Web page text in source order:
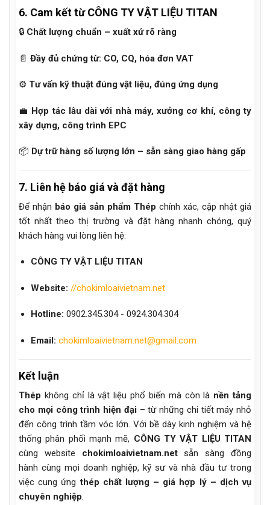
6. Cam kết từ CÔNG TY VẬT LIỆU TITAN
🔒 Chất lượng chuẩn – xuất xứ rõ ràng
📄 Đầy đủ chứng từ: CO, CQ, hóa đơn VAT
⚙️ Tư vấn kỹ thuật đúng vật liệu, đúng ứng dụng
💼 Hợp tác lâu dài với nhà máy, xưởng cơ khí, công ty
xây dựng, công trình EPC
📦 Dự trữ hàng số lượng lớn – sẵn sàng giao hàng gấp
7. Liên hệ báo giá và đặt hàng
Để nhận báo giá sản phẩm Thép chính xác, cập nhật giá
tốt nhất theo thị trường và đặt hàng nhanh chóng, quý
khách hàng vui lòng liên hệ:
CÔNG TY VẬT LIỆU TITAN
Website: //chokimloaivietnam.net
Hotline: 0902.345.304 - 0924.304.304
Email: chokimloaivietnam.net@gmail.com
Kết luận
Thép không chỉ là vật liệu phổ biến mà còn là nền tảng
cho mọi công trình hiện đại– từ những chi tiết máy nhỏ
đến công trình tầm vóc lớn. Với bề dày kinh nghiệm và hệ
thống phân phối mạnh mẽ, CÔNG TY VẬT LIỆU TITAN
cùng website chokimloaivietnam.netsẵn sàng đồng
hành cùng mọi doanh nghiệp, kỹ sư và nhà đầu tư trong
việc cung ứngthép chất lượng – giá hợp lý – dịch vụ
chuyên nghiệp.